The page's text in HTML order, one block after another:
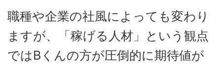
職種や企業の社風によっても変わり
ますが、「稼げる人材」という観点
ではBくんの方が圧倒的に期待値が